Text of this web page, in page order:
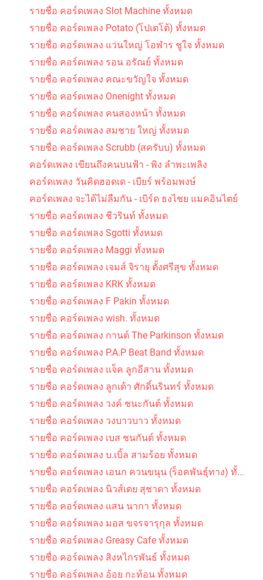
รายชื่อ คอร์ดเพลง Slot Machine ทั้งหมด
รายชื่อ คอร์ดเพลง Potato (โปเตโต้) ทั้งหมด
รายชื่อ คอร์ดเพลง แว่นใหญ่ โอฬาร ชูใจ ทั้งหมด
รายชื่อ คอร์ดเพลง รอน อรัณย์ ทั้งหมด
รายชื่อ คอร์ดเพลง คณะขวัญใจ ทั้งหมด
รายชื่อ คอร์ดเพลง Onenight ทั้งหมด
รายชื่อ คอร์ดเพลง คนสองหน้า ทั้งหมด
รายชื่อ คอร์ดเพลง สมชาย ใหญ่ ทั้งหมด
รายชื่อ คอร์ดเพลง Scrubb (สครับบ) ทั้งหมด
คอร์ดเพลง เขียนถึงคนบนฟ้า - พิง ลำพะเพลิง
คอร์ดเพลง วันคิดฮอดเด - เบียร์ พร้อมพงษ์
คอร์ดเพลง จะได้ไม่ลืมกัน - เบิร์ด ธงไชย แมคอินไตย์
รายชื่อ คอร์ดเพลง ชีวรินท์ ทั้งหมด
รายชื่อ คอร์ดเพลง Sgotti ทั้งหมด
รายชื่อ คอร์ดเพลง Maggi ทั้งหมด
รายชื่อ คอร์ดเพลง เจมส์ จิรายุ ตั้งศรีสุข ทั้งหมด
รายชื่อ คอร์ดเพลง KRK ทั้งหมด
รายชื่อ คอร์ดเพลง F Pakin ทั้งหมด
รายชื่อ คอร์ดเพลง wish. ทั้งหมด
รายชื่อ คอร์ดเพลง กานต์ The Parkinson ทั้งหมด
รายชื่อ คอร์ดเพลง P.A.P Beat Band ทั้งหมด
รายชื่อ คอร์ดเพลง แจ็ค ลูกอีสาน ทั้งหมด
รายชื่อ คอร์ดเพลง ลูกเต้า ศักดิ์นรินทร์ ทั้งหมด
รายชื่อ คอร์ดเพลง วงค์ ชนะกันต์ ทั้งหมด
รายชื่อ คอร์ดเพลง วงบาวบาว ทั้งหมด
รายชื่อ คอร์ดเพลง เบส ชนกันต์ ทั้งหมด
รายชื่อ คอร์ดเพลง บ.เบิ้ล สามร้อย ทั้งหมด
รายชื่อ คอร์ดเพลง เอนก ควนขนุน (ร็อคพันธุ์ทาง) ทั้...
รายชื่อ คอร์ดเพลง นิวส์เตย สุชาดา ทั้งหมด
รายชื่อ คอร์ดเพลง แสน นากา ทั้งหมด
รายชื่อ คอร์ดเพลง มอส ขจรจารุกุล ทั้งหมด
รายชื่อ คอร์ดเพลง Greasy Cafe ทั้งหมด
รายชื่อ คอร์ดเพลง สิงหไกรพันธ์ ทั้งหมด
รายชื่อ คอร์ดเพลง อ้อย กะท้อน ทั้งหมด